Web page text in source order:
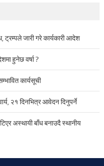
ट्रम्पले जारी गरे कार्यकारी आदेश
हुनेछ वर्षा ?
कार्यसूची
२१ दिनभित्र आवेदन दिनुपर्ने
अस्थायी बाँध बनाउदै स्थानीय